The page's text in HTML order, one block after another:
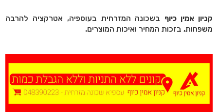
קניון אמין כיוףבשכונה המזרחית בעוספיה, אטרקציה להרבה
משפחות, בזכות המחיר ואיכות המוצרים.